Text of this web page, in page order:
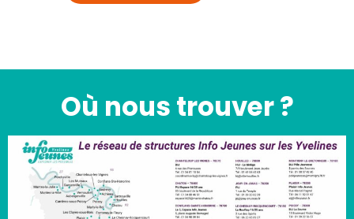
Où nous trouver ?